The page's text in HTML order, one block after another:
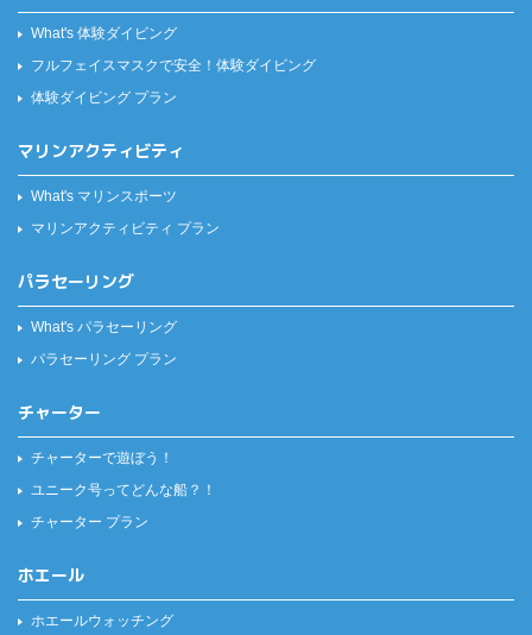
What's 体験ダイビング
フルフェイスマスクで安全！ 体験ダイビング
体験ダイビング プラン
マリンアクティビティ
What's マリンスポーツ
マリンアクティビティ プラン
パラセーリング
What's パラセーリング
パラセーリング プラン
チャーター
チャーターで遊ぼう！
ユニーク号ってどんな船？！
チャーター プラン
ホエール
ホエールウォッチング